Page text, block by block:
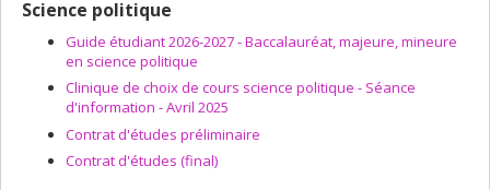
Science politique
Guide étudiant 2026-2027 - Baccalauréat, majeure, mineure
en science politique
Clinique de choix de cours science politique - Séance
d'information - Avril 2025
Contrat d'études préliminaire
Contrat d'études (final)